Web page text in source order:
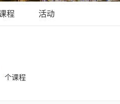
程 活动
个课程